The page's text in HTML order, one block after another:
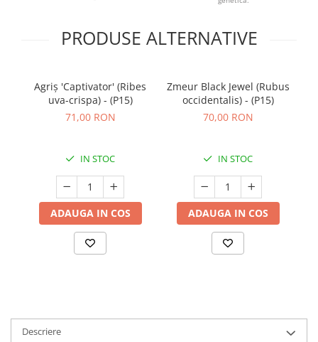
PRODUSE ALTERNATIVE
Agriș 'Captivator' (Ribes
uva-crispa) - (P15)
71,00 RON
IN STOC
ADAUGA IN COS
Zmeur Black Jewel (Rubus
occidentalis) - (P15)
70,00 RON
IN STOC
ADAUGA IN COS
Descriere